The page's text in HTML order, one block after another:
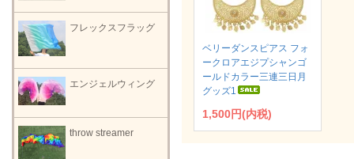
ベリーダンスピアス フォ
ークロアエジプシャンゴ
ールドカラー三連三日月
グッズ1
1,500円(内税)
フレックスフラッグ
エンジェルウィング
throw streamer